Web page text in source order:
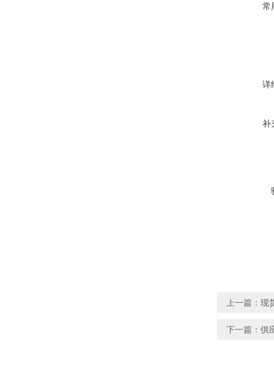
常
详
补
上一篇： 现
下一篇： 供